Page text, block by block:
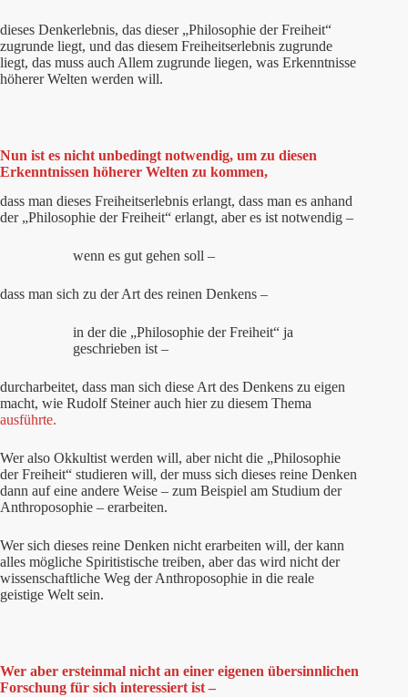
dieses Denkerlebnis, das dieser „Philosophie der Freiheit“
zugrunde liegt, und das diesem Freiheitserlebnis zugrunde
liegt, das muss auch Allem zugrunde liegen, was Erkenntnisse
höherer Welten werden will.
Nun ist es nicht unbedingt notwendig, um zu diesen
Erkenntnissen höherer Welten zu kommen,
dass man dieses Freiheitserlebnis erlangt, dass man es anhand
der „Philosophie der Freiheit“ erlangt, aber es ist notwendig –
wenn es gut gehen soll –
dass man sich zu der Art des reinen Denkens –
in der die „Philosophie der Freiheit“ ja
geschrieben ist –
durcharbeitet, dass man sich diese Art des Denkens zu eigen
macht, wie Rudolf Steiner auch hier zu diesem Thema
ausführte.
Wer also Okkultist werden will, aber nicht die „Philosophie
der Freiheit“ studieren will, der muss sich dieses reine Denken
dann auf eine andere Weise – zum Beispiel am Studium der
Anthroposophie – erarbeiten.
Wer sich dieses reine Denken nicht erarbeiten will, der kann
alles mögliche Spiritistische treiben, aber das wird nicht der
wissenschaftliche Weg der Anthroposophie in die reale
geistige Welt sein.
Wer aber ersteinmal nicht an einer eigenen übersinnlichen
Forschung für sich interessiert ist –